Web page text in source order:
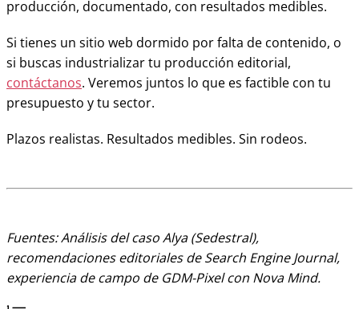
producción, documentado, con resultados medibles.
Si tienes un sitio web dormido por falta de contenido, o
si buscas industrializar tu producción editorial,
contáctanos. Veremos juntos lo que es factible con tu
presupuesto y tu sector.
Plazos realistas. Resultados medibles. Sin rodeos.
Fuentes: Análisis del caso Alya (Sedestral),
recomendaciones editoriales de Search Engine Journal,
experiencia de campo de GDM-Pixel con Nova Mind.